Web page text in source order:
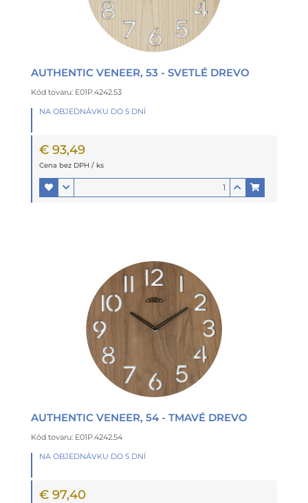
AUTHENTIC VENEER, 53 - SVETLÉ DREVO
Kód tovaru: E01P.4242.53
NA OBJEDNÁVKU DO 5 DNÍ
€ 93,49
Cena bez DPH / ks
AUTHENTIC VENEER, 54 - TMAVÉ DREVO
Kód tovaru: E01P.4242.54
NA OBJEDNÁVKU DO 5 DNÍ
€ 97,40